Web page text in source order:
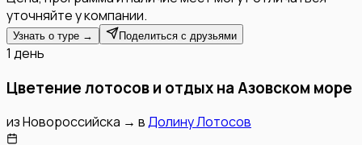
уточняйте у компании.
Узнать о туре → Поделиться с друзьями
1 день
Цветение лотосов и отдых на Азовском море
изНовороссийска → вДолину Лотосов